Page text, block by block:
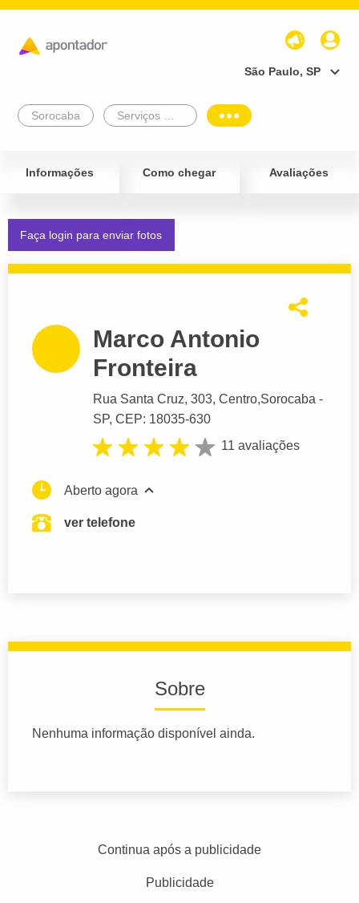
São Paulo, SP
Sorocaba
Informações Como chegar Avaliações
Faça login para enviar fotos
Marco Antonio
Fronteira
Rua Santa Cruz, 303, Centro,Sorocaba -
SP, CEP: 18035-630
11 avaliações
Aberto agora
ver telefone
Sobre
Nenhuma informação disponível ainda.
Continua após a publicidade
Publicidade